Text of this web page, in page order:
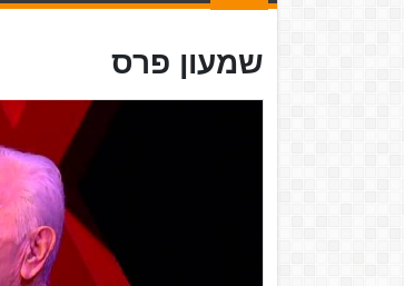
שמעון פרס